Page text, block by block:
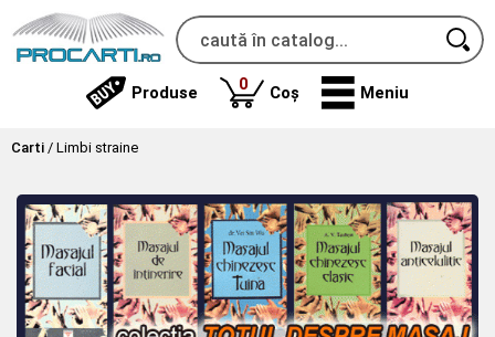
Produse 0produse
Coș Meniu
Carti / Limbi straine